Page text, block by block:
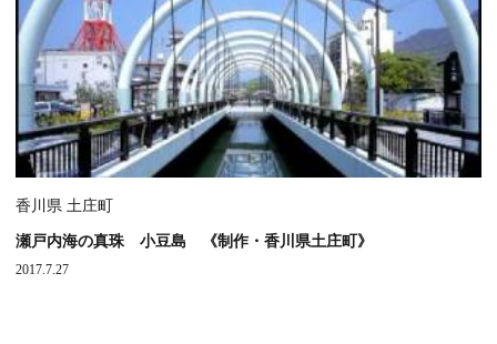
香川県 土庄町
瀬戸内海の真珠 小豆島 《制作・香川県土庄町》
2017.7.27